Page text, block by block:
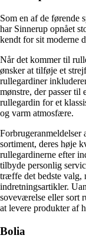
Som en af ​​de førende
har Sinnerup opnået
kendt for sit moderne
Når det kommer til
ønsker at tilføje et
rullegardiner
mønstre, der passer
rullegardin for et
og varm atmosfære.
Forbrugeranmeldelser
sortiment, deres høje
rullegardinerne efter
tilbyde personlig
træffe det bedste valg,
indretningsartikler.
soveværelse eller sort
at levere produkter af
Bolia